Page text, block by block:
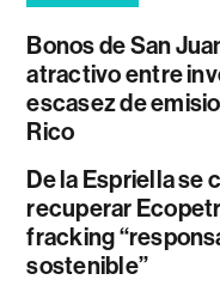
Bonos de San
atractivo entre
escasez de
Rico
De la Espriella se
recuperar
fracking
sostenible”